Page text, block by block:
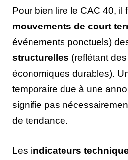
Pour bien lire le CAC 40, il
mouvements de court
événements ponctuels)
structurelles (reflétant
économiques durables).
temporaire due à une
signifie pas
de tendance.
Les indicateurs